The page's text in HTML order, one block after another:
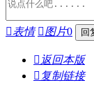
表情 图片0
 返回本版
 复制链接